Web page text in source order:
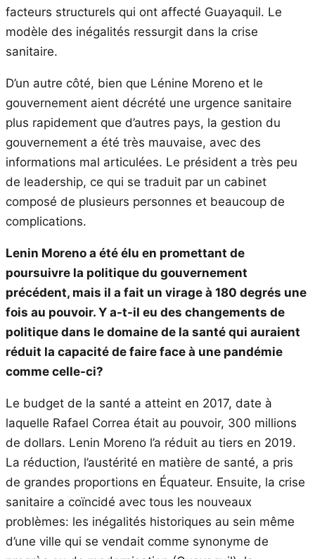
facteurs structurels qui ont affecté Guayaquil. Le
modèle des inégalités ressurgit dans la crise
sanitaire.
D’un autre côté, bien que Lénine Moreno et le
gouvernement aient décrété une urgence sanitaire
plus rapidement que d’autres pays, la gestion du
gouvernement a été très mauvaise, avec des
informations mal articulées. Le président a très peu
de leadership, ce qui se traduit par un cabinet
composé de plusieurs personnes et beaucoup de
complications.
Lenin Moreno a été élu en promettant de
poursuivre la politique du gouvernement
précédent, mais il a fait un virage à 180 degrés une
fois au pouvoir. Y a-t-il eu des changements de
politique dans le domaine de la santé qui auraient
réduit la capacité de faire face à une pandémie
comme celle-ci?
Le budget de la santé a atteint en 2017, date à
laquelle Rafael Correa était au pouvoir, 300 millions
de dollars. Lenin Moreno l’a réduit au tiers en 2019.
La réduction, l’austérité en matière de santé, a pris
de grandes proportions en Équateur. Ensuite, la crise
sanitaire a coïncidé avec tous les nouveaux
problèmes: les inégalités historiques au sein même
d’une ville qui se vendait comme synonyme de